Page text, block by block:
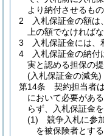
より納付させるもの
2
入札保証金の額
上の額でなければ
3
入札保証金には、
4
入札保証金の納
実と認める担保の
(入札保証金の減免)
第14条
契約担当者は
において必要があ
らず、入札保証金
(1)
競争入札に参
を被保険者とす